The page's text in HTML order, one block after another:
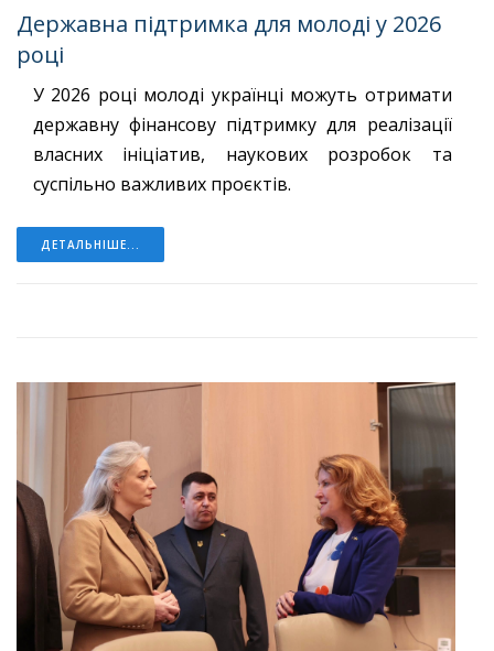
Державна підтримка для молоді у 2026
році
У 2026 році молоді українці можуть отримати
державну фінансову підтримку для реалізації
власних ініціатив, наукових розробок та
суспільно важливих проєктів.
ДЕТАЛЬНІШЕ...